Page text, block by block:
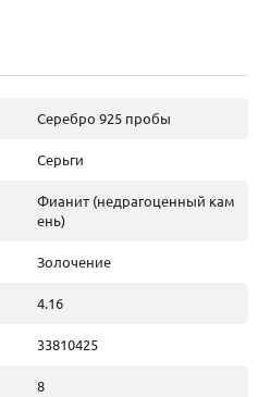
Серебро 925 пробы
Серьги
Фианит (недрагоценный кам
ень)
Золочение
4.16
33810425
8